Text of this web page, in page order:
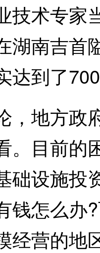
技术专家
湖南吉首
达到了
地方政
。目前的
础设施投
钱怎么办
经营的地